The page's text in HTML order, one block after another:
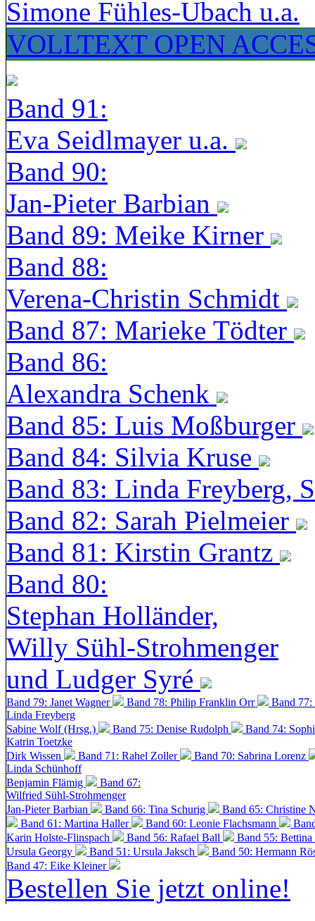
Simone Fühles-Ubach u.a.
VOLLTEXT OPEN
Band 91:
Eva Seidlmayer u.a.
Band 90:
Jan-Pieter Barbian
Band 89: Meike Kirner
Band 88:
Verena-Christin Schmidt
Band 87: Marieke Tödter
Band 86:
Alexandra Schenk
Band 85: Luis Moßburger
Band 84: Silvia Kruse
Band 83: Linda Freyberg,
Band 82: Sarah Pielmeier
Band 81: Kirstin Grantz
Band 80:
Stephan Holländer,
Willy Sühl-Strohmenger
und Ludger Syré
Band 79: Janet Wagner Band 78: Philip Franklin Orr
Band
Linda Freyberg
Sabine Wolf (Hrsg.)
Band 75: Denise Rudolph
Band 74:
Katrin Toetzke
Dirk Wissen
Band 71: Rahel Zoller
Band 70: Sabrina Lorenz
Linda Schünhoff
Benjamin Flämig
Band 67:
Wilfried Sühl-Strohmenger
Jan-Pieter Barbian
Band 66: Tina Schurig
Band 65: Christine
Band 61: Martina Haller
Band 60: Leonie Flachsmann
Karin Holste-Flinspach
Band 56: Rafael Ball
Band 55:
Ursula Georgy
Band 51: Ursula Jaksch Band 50: Hermann
Band 47: Eike Kleiner
Bestellen Sie jetzt online!